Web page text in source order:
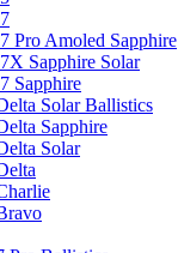
Pro Amoled Sapphire
Sapphire Solar
Sapphire
Solar Ballistics
Sapphire
Solar